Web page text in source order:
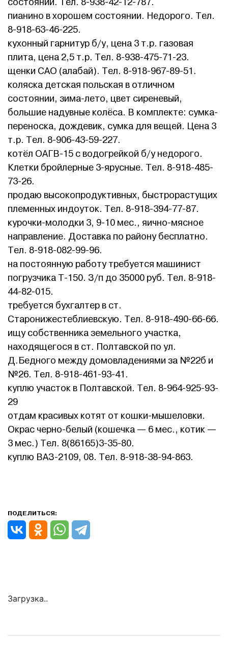
пианино в хорошем состоянии. Недорого. Тел.
8-918-63-46-225.
кухонный гарнитур б/у, цена 3 т.р. газовая
плита, цена 2,5 т.р. Тел. 8-938-475-71-23.
щенки САО (алабай). Тел. 8-918-967-89-51.
коляска детская польская в отличном
состоянии, зима-лето, цвет сиреневый,
большие надувные колёса. В комплекте: сумка-
переноска, дождевик, сумка для вещей. Цена 3
т.р. Тел. 8-906-43-59-227.
котёл ОАГВ-15 с водогрейкой б/у недорого.
Клетки бройлерные 3-ярусные. Тел. 8-918-485-
73-26.
продаю высокопродуктивных, быстрорастущих
племенных индоуток. Тел. 8-918-394-77-87.
курочки-молодки 3, 9-10 мес., яично-мясное
направление. Доставка по району бесплатно.
Тел. 8-918-082-99-96.
на постоянную работу требуется машинист
погрузчика Т-150. З/п до 35000 руб. Тел. 8-918-
44-82-015.
требуется бухгалтер в ст.
Старонижестеблиевскую. Тел. 8-918-490-66-66.
ищу собственника земельного участка,
находящегося в ст. Полтавской по ул.
Д.Бедного между домовладениями за №22б и
№26. Тел. 8-918-461-93-41.
куплю участок в Полтавской. Тел. 8-964-925-93-
29
отдам красивых котят от кошки-мышеловки.
Окрас черно-белый (кошечка — 6 мес., котик —
3 мес.) Тел. 8(86165)3-35-80.
куплю ВАЗ-2109, 08. Тел. 8-918-38-94-863.
ПОДЕЛИТЬСЯ:
Загрузка..